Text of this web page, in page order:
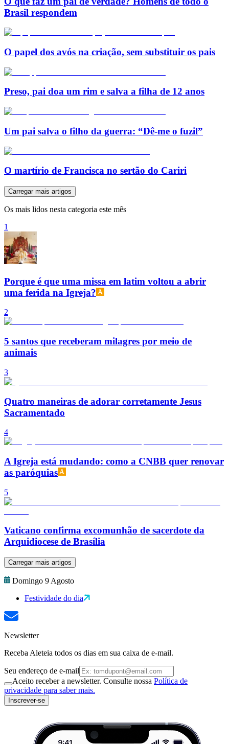
Brasil respondem
O papel dos avós na criação, sem substituir os pais
Preso, pai doa um rim e salva a filha de 12 anos
Um pai salva o filho da guerra: “Dê-me o fuzil”
O martírio de Francisca no sertão do Cariri
Carregar mais artigos
Os mais lidos nesta categoria este mês
1
Porque é que uma missa em latim voltou a abrir
uma ferida na Igreja?
2
5 santos que receberam milagres por meio de
animais
3
Quatro maneiras de adorar corretamente Jesus
Sacramentado
4
A Igreja está mudando: como a CNBB quer renovar
as paróquias
5
Vaticano confirma excomunhão de sacerdote da
Arquidiocese de Brasília
Carregar mais artigos
Domingo 9 Agosto
Festividade do dia
Newsletter
Receba Aleteia todos os dias em sua caixa de e-mail.
Seu endereço de e-mail
Aceito receber a newsletter. Consulte nossa Política de
privacidade para saber mais.
Inscrever-se